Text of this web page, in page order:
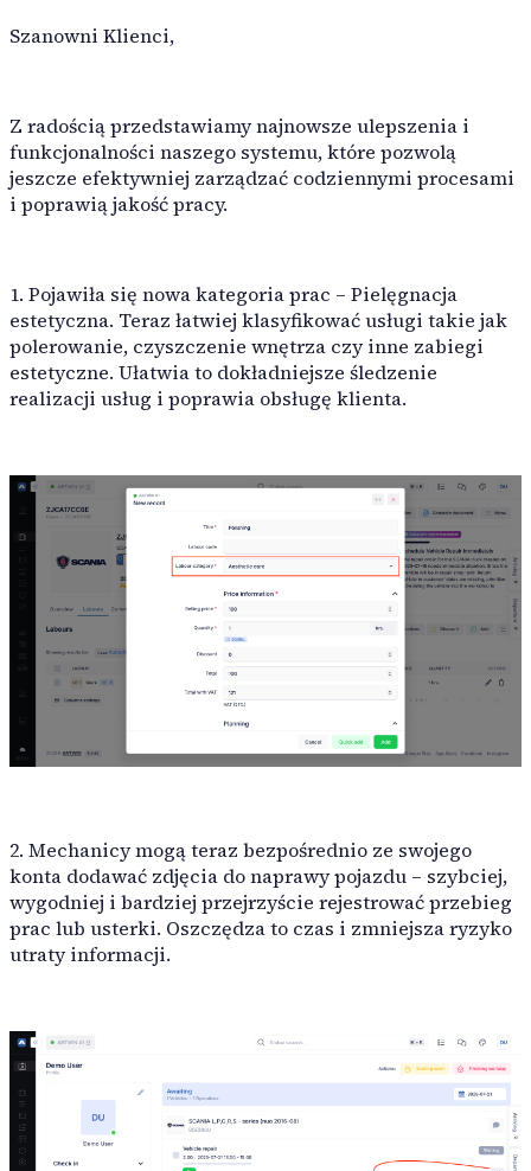
Raporty z pracy
Raporty części
Narzędzia pomocnicze
Dekodowanie VIN
Autouzupełnienie dla osób prawnych
Autouzupełnienie marek i modeli
Kanały e-mail
Kanały SMS
Kanały czatu
Rozwiązania oparte na AI
Wykorzystaj moc AI, aby usprawnić obsługę serwisową
automatyzują rutynowe zadania i optymalizują
Audatex
RoboLabs
Profesjonalny serwis samochodowy specjalizujący się w
Myjnia samochodowa
Kompleksowe mycie samochodów każdego typu,
Szanowni Klienci,
Z radością przedstawiamy najnowsze ulepszenia i
funkcjonalności naszego systemu, które pozwolą
jeszcze efektywniej zarządzać codziennymi procesami
i poprawią jakość pracy.
1. Pojawiła się nowa kategoria prac – Pielęgnacja
estetyczna. Teraz łatwiej klasyfikować usługi takie jak
polerowanie, czyszczenie wnętrza czy inne zabiegi
estetyczne. Ułatwia to dokładniejsze śledzenie
realizacji usług i poprawia obsługę klienta.
2. Mechanicy mogą teraz bezpośrednio ze swojego
konta dodawać zdjęcia do naprawy pojazdu – szybciej,
wygodniej i bardziej przejrzyście rejestrować przebieg
prac lub usterki. Oszczędza to czas i zmniejsza ryzyko
utraty informacji.